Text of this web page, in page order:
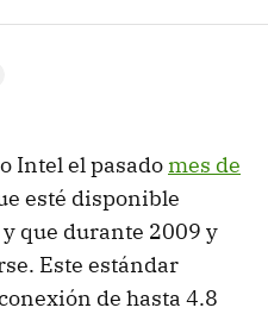
Intel el pasadomes de
esté disponible
que durante 2009 y
Este estándar
de hasta 4.8